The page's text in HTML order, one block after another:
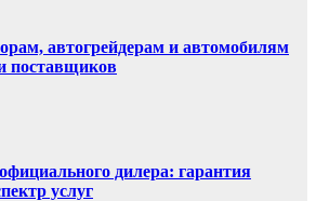
автогрейдерам и автомобилям
поставщиков
дилера: гарантия
услуг